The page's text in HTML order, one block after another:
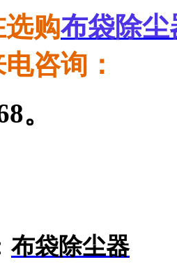
购布袋除尘
咨询：
。
布袋除尘器